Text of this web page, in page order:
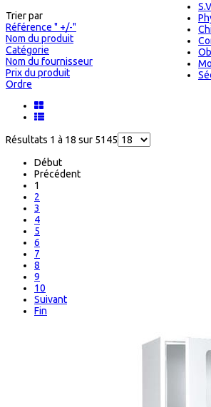
Trier par
Référence " +/-"
Nom du produit
Catégorie
Nom du fournisseur
Prix du produit
Ordre
Résultats 1 à 18 sur 5145
Début
Précédent
1
2
3
4
5
6
7
8
9
10
Suivant
Fin